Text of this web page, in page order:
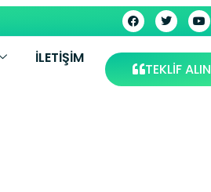
İLETIŞIM
TEKLİF ALIN